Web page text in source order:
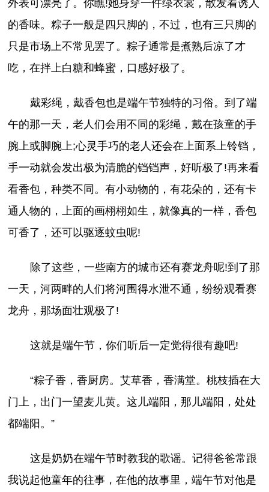
外表可漂亮了。你瞧!她身穿一件绿衣裳，散发着诱人
的香味。粽子一般是四只脚的，不过，也有三只脚的
只是市场上不常见罢了。粽子通常是煮熟后凉了才
吃，在拌上白糖和蜂蜜，口感好极了。
戴彩绳，戴香包也是端午节独特的习俗。到了端
午的那一天，老人们会用不同的彩绳，戴在孩童的手
腕上或脚腕上;心灵手巧的老人还会在上面系上铃铛，
手一动就会发出极为清脆的铛铛声，好听极了!再来看
看香包，种类不同。有小动物的，有花朵的，还有卡
通人物的，上面的画栩栩如生，就像真的一样，香包
可香了，还可以驱逐蚊虫呢!
除了这些，一些南方的城市还有赛龙舟呢!到了那
一天，河两畔的人们将河围得水泄不通，纷纷观看赛
龙舟，那场面壮观极了!
这就是端午节，你们听后一定觉得很有趣吧!
“粽子香，香厨房。艾草香，香满堂。桃枝插在大
门上，出门一望麦儿黄。这儿端阳，那儿端阳，处处
都端阳。”
这是奶奶在端午节时教我的歌谣。记得爸爸常跟
我说起他童年的往事，在他的故事里，端午节对他是